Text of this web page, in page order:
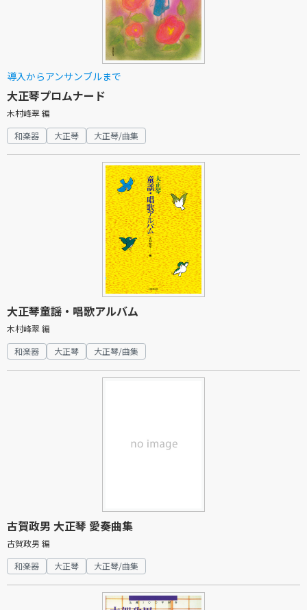
導入からアンサンブルまで
大正琴プロムナード
木村峰翠 編
和楽器
大正琴 大正琴/曲集
大正琴童謡・唱歌アルバム
木村峰翠 編
和楽器
大正琴 大正琴/曲集
古賀政男 大正琴 愛奏曲集
古賀政男 編
和楽器
大正琴 大正琴/曲集